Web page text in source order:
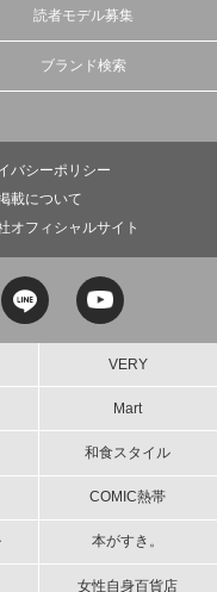
読者モデル募集
ブランド検索
バシーポリシー
載について
オフィシャルサイト
VERY
Mart
和食スタイル
COMIC熱帯
本がすき。
女性自身百貨店